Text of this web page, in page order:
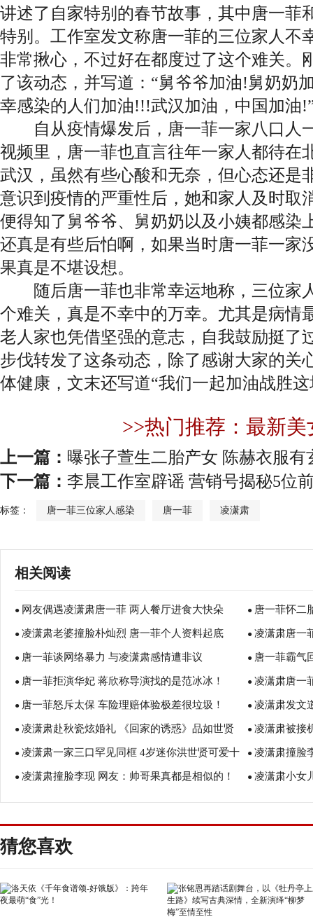
讲述了自家特别的春节故事，其中唐一菲
特别。工作室发文称唐一菲的三位家人不
非常揪心，不过好在都度过了这个难关。
了该动态，并写道：“舅爷爷加油!舅奶奶
幸感染的人们加油!!!武汉加油，中国加油
自从疫情爆发后，唐一菲一家八口人
视频里，唐一菲也直言往年一家人都待在
武汉，虽然有些心酸和无奈，但心态还是
意识到疫情的严重性后，她和家人及时取
便得知了舅爷爷、舅奶奶以及小姨都感染
还真是有些后怕啊，如果当时唐一菲一家
果真是不堪设想。
随后唐一菲也非常幸运地称，三位家
个难关，真是不幸中的万幸。尤其是病情
老人家也凭借坚强的意志，自我鼓励挺了
步伐转发了这条动态，除了感谢大家的关
体健康，文末还写道“我们一起加油战胜
>>热门推荐：最新美
上一篇： 曝张子萱生二胎产女 陈赫衣服有
下一篇： 李晨工作室辟谣 营销号揭秘5位
标签： 唐一菲三位家人感染 唐一菲 凌潇肃
相关阅读
● 网友偶遇凌潇肃唐一菲 两人餐厅进食大快朵
颐！
● 唐一菲怀二
自幸福
● 凌潇肃老婆撞脸朴灿烈 唐一菲个人资料起底 ● 凌潇肃唐一
家庭的付出
● 唐一菲谈网络暴力 与凌潇肃感情遭非议 ● 唐一菲霸气
● 唐一菲拒演华妃 蒋欣称导演找的是范冰冰！ ● 凌潇肃唐一
自曝3位家人
● 唐一菲怒斥太保 车险理赔体验极差很垃圾！ ● 凌潇肃发文
● 凌潇肃赴秋瓷炫婚礼 《回家的诱惑》品如世贤
世纪大同框！
● 凌潇肃被接
乐！
● 凌潇肃一家三口罕见同框 4岁迷你洪世贤可爱十
足
● 凌潇肃撞脸
● 凌潇肃撞脸李现 网友：帅哥果真都是相似的！ ● 凌潇肃小女
猜您喜欢